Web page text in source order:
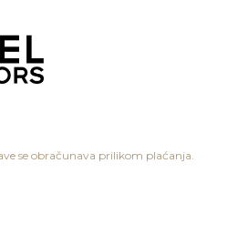
se obračunava prilikom plaćanja.